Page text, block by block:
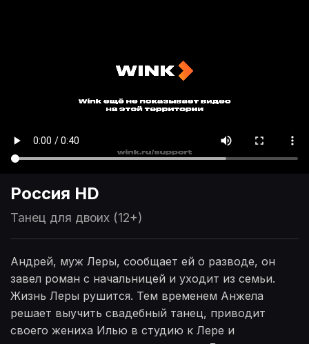
Россия HD
Танец для двоих (12+)
Андрей, муж Леры, сообщает ей о разводе, он
завел роман с начальницей и уходит из семьи.
Жизнь Леры рушится. Тем временем Анжела
решает выучить свадебный танец, приводит
своего жениха Илью в студию к Лере и